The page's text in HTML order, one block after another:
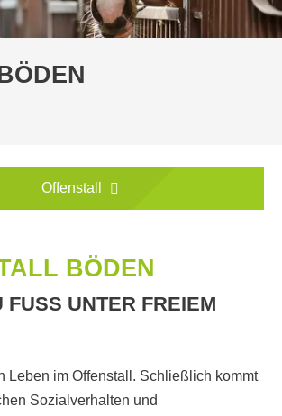
Offenstall
BÖDEN
UNTER FREIEM H
Leben im Offenstall. Schließlich kommt
Sozialverhalten und